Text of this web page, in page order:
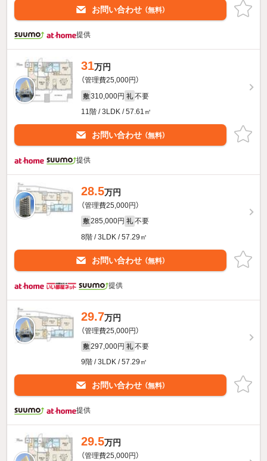
お問い合わせ （無料）
提供
31万円
（管理費25,000円）
敷 310,000円 礼 不要
11階 / 3LDK / 57.61㎡
お問い合わせ （無料）
提供
28.5万円
（管理費25,000円）
敷 285,000円 礼 不要
8階 / 3LDK / 57.29㎡
お問い合わせ （無料）
提供
29.7万円
（管理費25,000円）
敷 297,000円 礼 不要
9階 / 3LDK / 57.29㎡
お問い合わせ （無料）
提供
29.5万円
（管理費25,000円）